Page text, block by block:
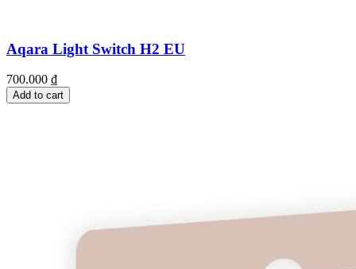
Aqara Light Switch H2 EU
700.000 ₫
Add to cart